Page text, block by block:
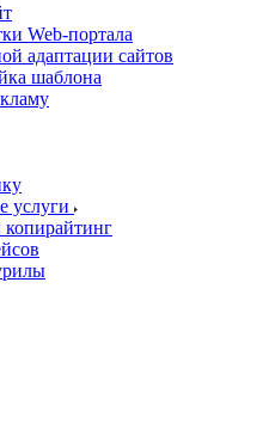
Web-портала
адаптации сайтов
шаблона
услуги